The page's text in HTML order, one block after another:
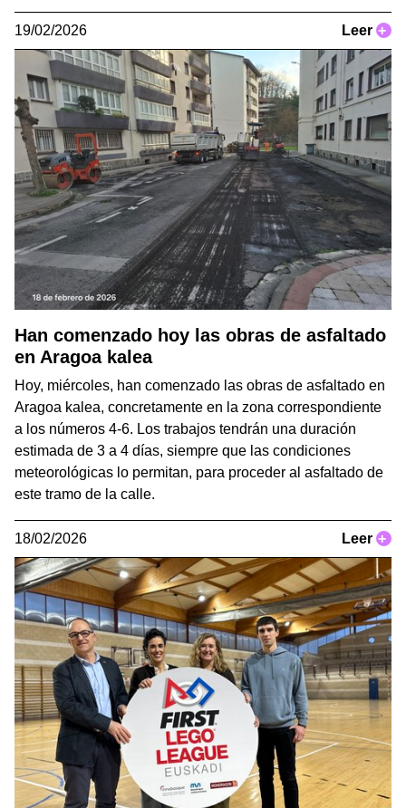
19/02/2026 Leer +
Han comenzado hoy las obras de asfaltado
en Aragoa kalea
Hoy, miércoles, han comenzado las obras de asfaltado en
Aragoa kalea, concretamente en la zona correspondiente
a los números 4-6. Los trabajos tendrán una duración
estimada de 3 a 4 días, siempre que las condiciones
meteorológicas lo permitan, para proceder al asfaltado de
este tramo de la calle.
18/02/2026 Leer +